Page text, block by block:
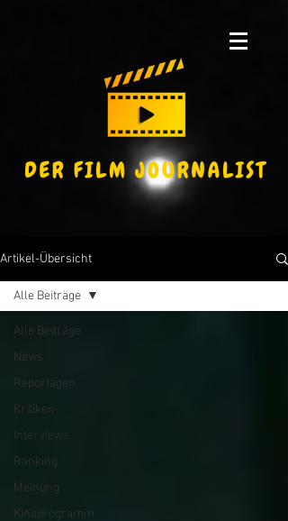
Artikel-Übersicht
Alle Beiträge
News
Reportagen
Kritiken
Interviews
Ranking
Meinung
Kinoprogramm
Alle Beiträge